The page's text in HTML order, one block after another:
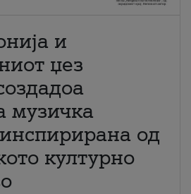
и
џез
музичка
од
културно